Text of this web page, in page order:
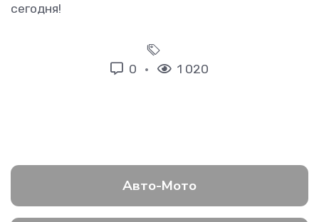
сегодня!
0 1 020
Авто-Мото